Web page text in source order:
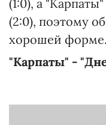
(1:0), а
(2:0), поэтому
хорошей форме.
"Карпаты" -